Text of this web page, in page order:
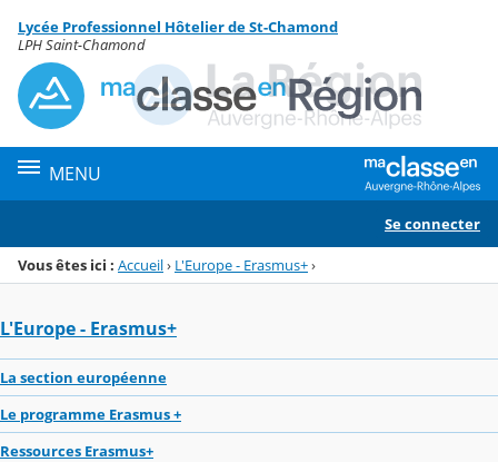
Menu de la rubrique
Contenu
Lycée Professionnel Hôtelier de St-Chamond
LPH Saint-Chamond
MENU
Se connecter
Vous êtes ici : Accueil› L'Europe - Erasmus+›
L'Europe - Erasmus+
La section européenne
Le programme Erasmus +
Ressources Erasmus+